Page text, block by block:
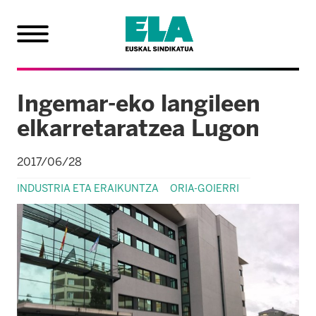
Ingemar-eko langileen
elkarretaratzea Lugon
2017/06/28
INDUSTRIA ETA ERAIKUNTZA ORIA-GOIERRI